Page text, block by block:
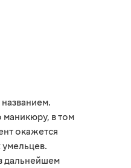
маникюру, в том
окажется
дальнейшем